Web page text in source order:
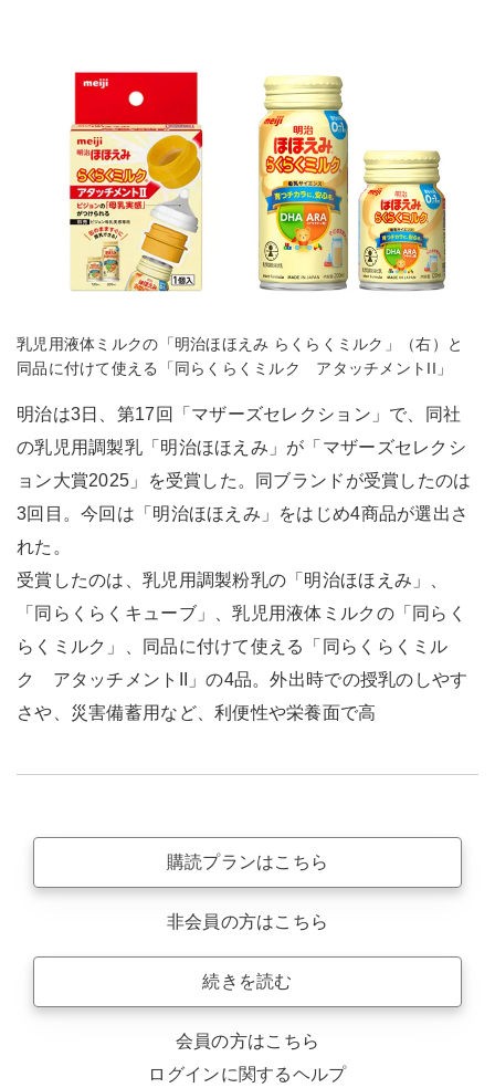
乳児用液体ミルクの「明治ほほえみ らくらくミルク」（右）と
同品に付けて使える「同らくらくミルク アタッチメントII」
明治は3日、第17回「マザーズセレクション」で、同社
の乳児用調製乳「明治ほほえみ」が「マザーズセレクシ
ョン大賞2025」を受賞した。同ブランドが受賞したのは
3回目。今回は「明治ほほえみ」をはじめ4商品が選出さ
れた。
受賞したのは、乳児用調製粉乳の「明治ほほえみ」、
「同らくらくキューブ」、乳児用液体ミルクの「同らく
らくミルク」、同品に付けて使える「同らくらくミル
ク アタッチメントII」の4品。外出時での授乳のしやす
さや、災害備蓄用など、利便性や栄養面で高
購読プランはこちら
非会員の方はこちら
続きを読む
会員の方はこちら
ログインに関するヘルプ